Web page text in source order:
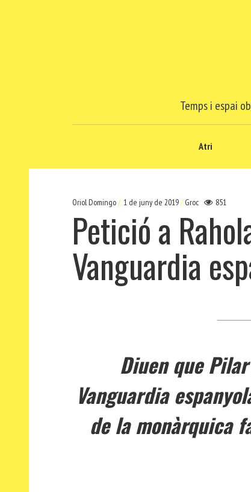
Temps i espai
Atri
Oriol Domingo 1 de juny de 2019 Groc 851
Petició a
Vanguardia
Diuen que
Vanguardia
de la monàrquica